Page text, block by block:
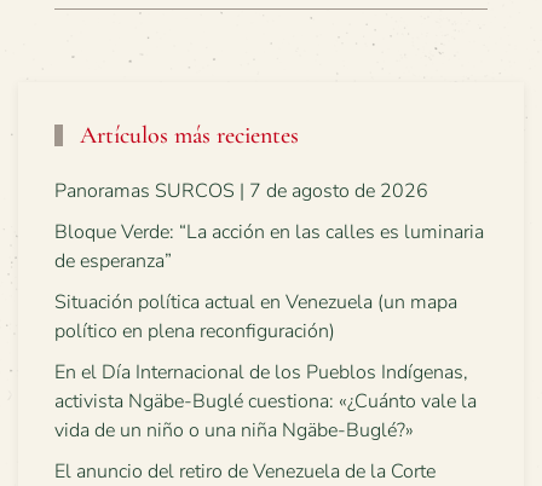
Artículos más recientes
Panoramas SURCOS | 7 de agosto de 2026
Bloque Verde: “La acción en las calles es luminaria
de esperanza”
Situación política actual en Venezuela (un mapa
político en plena reconfiguración)
En el Día Internacional de los Pueblos Indígenas,
activista Ngäbe-Buglé cuestiona: «¿Cuánto vale la
vida de un niño o una niña Ngäbe-Buglé?»
El anuncio del retiro de Venezuela de la Corte